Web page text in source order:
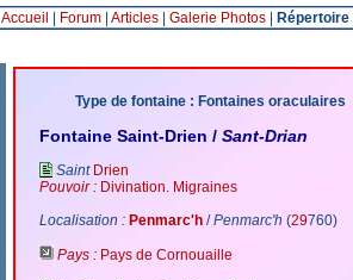
Accueil Forum| Articles| Galerie Photos|
Type de fontaine : Fontaines oraculaires
Fontaine Saint-Drien / Sant-Drian
Saint Drien
Pouvoir : Divination. Migraines
Localisation : Penmarc'h /Penmarc'h (29760)
Pays : Pays de Cornouaille